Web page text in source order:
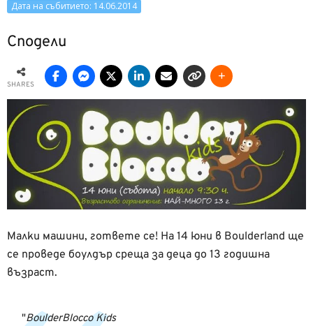
Дата на събитието: 14.06.2014
Сподели
SHARES
Малки машини, гответе се! На 14 юни в Boulderland ще
се проведе боулдър среща за деца до 13 годишна
възраст.
BoulderBlocco Kids